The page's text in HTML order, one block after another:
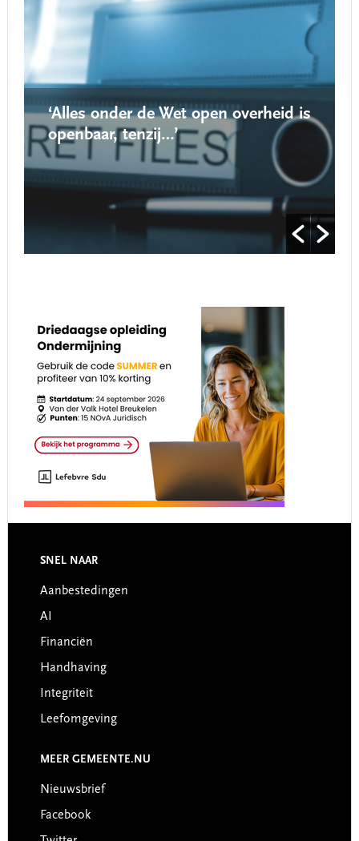
‘Alles onder de Wet open overheid is
openbaar, tenzij…’
Footer
SNEL NAAR
Aanbestedingen
AI
Financiën
Handhaving
Integriteit
Leefomgeving
MEER GEMEENTE.NU
Nieuwsbrief
Facebook